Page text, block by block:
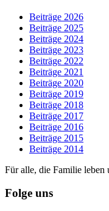
Beiträge 2026
Beiträge 2025
Beiträge 2024
Beiträge 2023
Beiträge 2022
Beiträge 2021
Beiträge 2020
Beiträge 2019
Beiträge 2018
Beiträge 2017
Beiträge 2016
Beiträge 2015
Beiträge 2014
Für alle, die Familie leben
Folge uns